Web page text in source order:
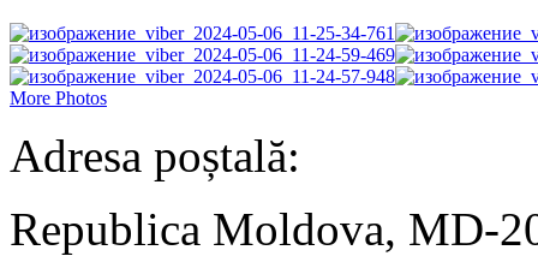
More Photos
Adresa poștală:
Republica Moldova, MD-